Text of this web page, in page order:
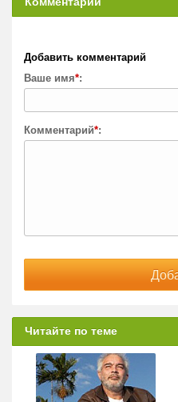
Ваше имя
Читайте по теме